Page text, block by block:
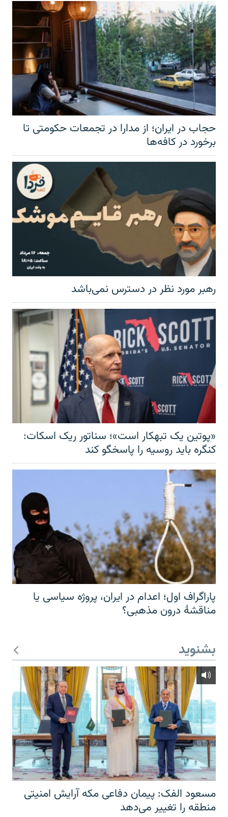
حجاب در ایران؛ از مدارا در تجمعات حکومتی تا
برخورد در کافه‌ها
رهبر مورد نظر در دسترس نمی‌باشد
«پوتین یک تبهکار است»؛ سناتور ریک اسکات:
کنگره باید روسیه را پاسخگو کند
پاراگراف اول؛ اعدام در ایران، پروژه سیاسی یا
مناقشهٔ درون مذهبی؟
بشنوید
مسعود الفک: پیمان دفاعی مکه آرایش امنیتی
منطقه را تغییر می‌دهد